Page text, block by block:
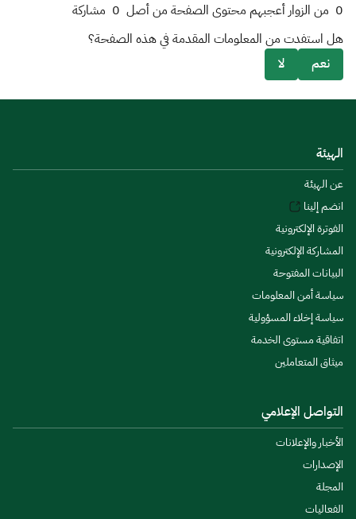
0 من الزوار أعجبهم محتوى الصفحة من أصل 0 مشاركة
هل استفدت من المعلومات المقدمة في هذه الصفحة؟
نعم
لا
الهيئة
عن الهيئة
انضم إلينا
الفوترة الإلكترونية
المشاركة الإلكترونية
البيانات المفتوحة
سياسة أمن المعلومات
سياسة إخلاء المسؤولية
اتفاقية مستوى الخدمة
ميثاق المتعاملين
التواصل الإعلامي
الأخبار والإعلانات
الإصدارات
المجلة
الفعاليات